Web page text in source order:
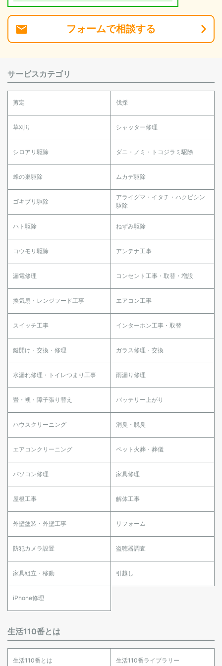
フォームで相談する
サービスカテゴリ
剪定 伐採
草刈り シャッター修理
シロアリ駆除 ダニ・ノミ・トコジラミ駆除
蜂の巣駆除 ムカデ駆除
ゴキブリ駆除
アライグマ・イタチ・ハクビシン
駆除
ハト駆除 ねずみ駆除
コウモリ駆除 アンテナ工事
漏電修理 コンセント工事・取替・増設
換気扇・レンジフード工事 エアコン工事
スイッチ工事 インターホン工事・取替
鍵開け・交換・修理 ガラス修理・交換
水漏れ修理・トイレつまり工事 雨漏り修理
畳・襖・障子張り替え バッテリー上がり
ハウスクリーニング 消臭・脱臭
エアコンクリーニング ペット火葬・葬儀
パソコン修理 家具修理
屋根工事 解体工事
外壁塗装・外壁工事 リフォーム
防犯カメラ設置 盗聴器調査
家具組立・移動 引越し
iPhone修理
生活110番とは
生活110番とは 生活110番ライブラリー